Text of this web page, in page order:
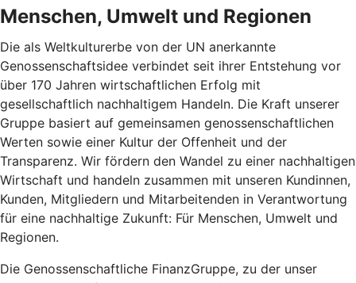
Menschen, Umwelt und Regionen
Die als Weltkulturerbe von der UN anerkannte
Genossenschaftsidee verbindet seit ihrer Entstehung vor
über 170 Jahren wirtschaftlichen Erfolg mit
gesellschaftlich nachhaltigem Handeln. Die Kraft unserer
Gruppe basiert auf gemeinsamen genossenschaftlichen
Werten sowie einer Kultur der Offenheit und der
Transparenz. Wir fördern den Wandel zu einer nachhaltigen
Wirtschaft und handeln zusammen mit unseren Kundinnen,
Kunden, Mitgliedern und Mitarbeitenden in Verantwortung
für eine nachhaltige Zukunft: Für Menschen, Umwelt und
Regionen.
Die Genossenschaftliche FinanzGruppe, zu der unser